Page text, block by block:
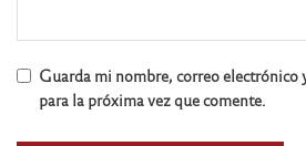
Guarda mi nombre, correo electrónico
para la próxima vez que comente.